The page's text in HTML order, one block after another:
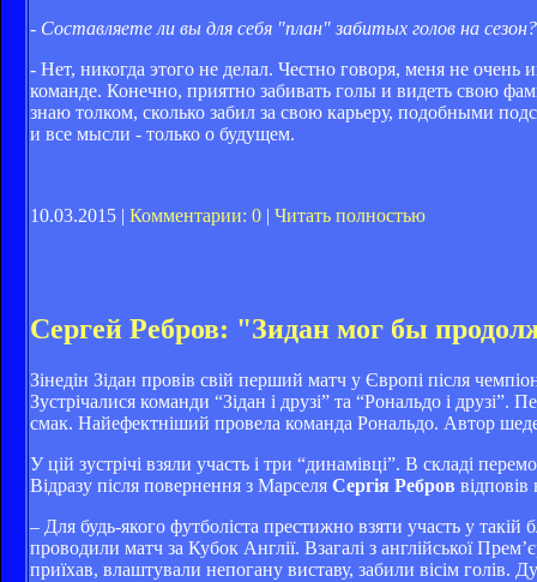
- Составляете ли вы для себя "план" забитых голов на сезон?
- Нет, никогда этого не делал. Честно говоря, меня не
команде. Конечно, приятно забивать голы и видеть свою
знаю толком, сколько забил за свою карьеру, подобными
и все мысли - только о будущем.
10.03.2015 | Комментарии: 0 | Читать полностью
Сергей Ребров: "Зидан мог бы
Зінедін Зідан провів свій перший матч у Європі після
Зустрічалися команди “Зідан і друзі” та “Рональдо і
смак. Найефектніший провела команда Рональдо. Автор
У цій зустрічі взяли участь і три “динамівці”. В складі
Відразу після повернення з Марселя Сергія Ребров
– Для будь-якого футболіста престижно взяти участь у
проводили матч за Кубок Англії. Взагалі з англійської
приїхав, влаштували непогану виставу, забили вісім голів.